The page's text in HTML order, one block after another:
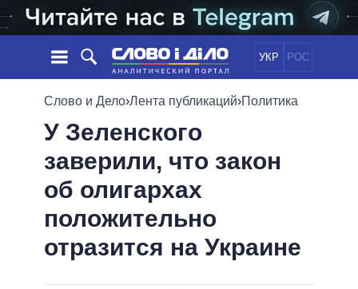
УКР РОС
НОВОСТИ
ЛЕНТА
СОБЫТИЯ
СТАТЬИ
ОБЗОРЫ
ДАЙДЖЕСТЫ
ПОЛИТИКА
ЭКОНОМИКА
ОБЩЕСТВО
ОБЕЩАНИЯ
ПОЛИТИКИ
ВСЕ ПОЛИТИКИ
ПРЕЗИДЕНТ И ОФИС
ВЕРХОВНАЯ РАДА
ИНФОГРАФИКА
ВИДЕО
Слово и Дело›Лента публикаций›Политика
У Зеленского
заверили, что закон
об олигархах
положительно
отразится на Украине